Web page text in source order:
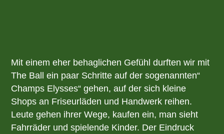
Mit einem eher behaglichen Gefühl durften wir mit
The Ball ein paar Schritte auf der sogenannten“
Champs Elysses“ gehen, auf der sich kleine
Shops an Friseurläden und Handwerk reihen.
Leute gehen ihrer Wege, kaufen ein, man sieht
Fahrräder und spielende Kinder. Der Eindruck